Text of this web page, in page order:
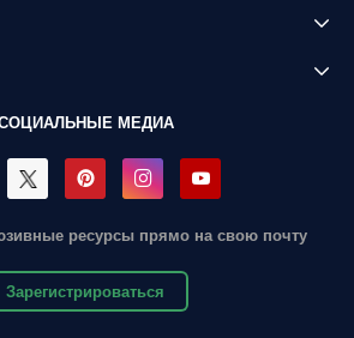
МЕДИА
ресурсы прямо на свою почту
Зарегистрироваться